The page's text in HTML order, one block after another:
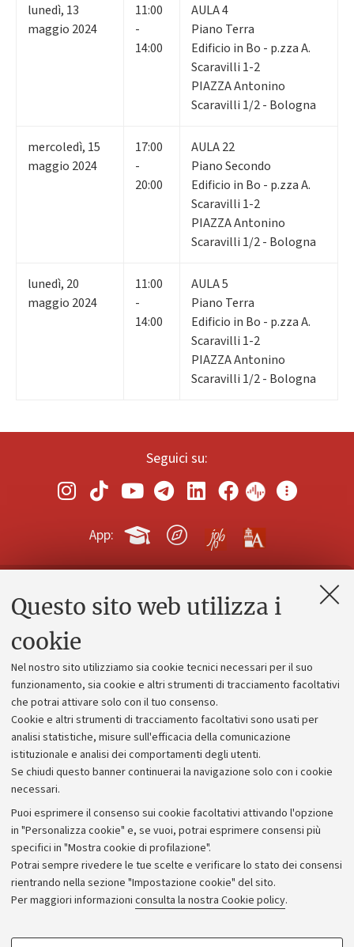
Questo sito web utilizza i
cookie
Nel nostro sito utilizziamo sia cookie tecnici necessari per il suo
funzionamento, sia cookie e altri strumenti di tracciamento facoltativi
che potrai attivare solo con il tuo consenso.
Cookie e altri strumenti di tracciamento facoltativi sono usati per
analisi statistiche, misure sull'efficacia della comunicazione
istituzionale e analisi dei comportamenti degli utenti.
Se chiudi questo banner continuerai la navigazione solo con i cookie
necessari.
Puoi esprimere il consenso sui cookie facoltativi attivando l'opzione
in "Personalizza cookie" e, se vuoi, potrai esprimere consensi più
specifici in "Mostra cookie di profilazione".
Potrai sempre rivedere le tue scelte e verificare lo stato dei consensi
rientrando nella sezione "Impostazione cookie" del sito.
Per maggiori informazioni consulta la nostra Cookie policy.
COOKIE DI PROFILAZIONE - FACOLTATIVI
lunedì, 13
maggio 2024
11:00
-
14:00
AULA 4
Piano Terra
Edificio in Bo - p.zza A.
Scaravilli 1-2
PIAZZA Antonino
Scaravilli 1/2 - Bologna
mercoledì, 15
maggio 2024
17:00
-
20:00
AULA 22
Piano Secondo
Edificio in Bo - p.zza A.
Scaravilli 1-2
PIAZZA Antonino
Scaravilli 1/2 - Bologna
lunedì, 20
maggio 2024
11:00
-
14:00
AULA 5
Piano Terra
Edificio in Bo - p.zza A.
Scaravilli 1-2
PIAZZA Antonino
Scaravilli 1/2 - Bologna
Seguici su:
App:
Contatti e PEC
Alumni community
Piano strategico
Bilanci
Donazioni e 5x1000
Merchandising - UniboStore
Bandi, gare e concorsi
Albo online
Amministrazione trasparente
Atti di notifica
Informazioni sul sito e accessibilità
Dichiarazione di accessibilità